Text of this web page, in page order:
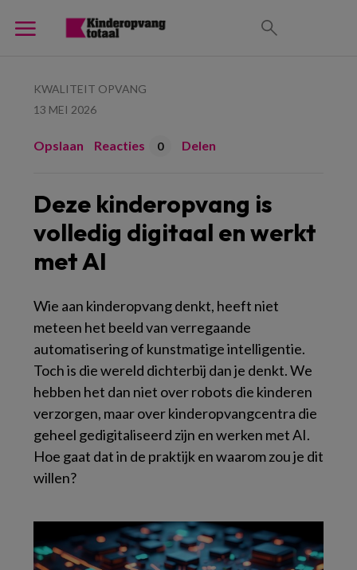
KWALITEIT OPVANG
13 MEI 2026
Opslaan Reacties 0 Delen
Deze kinderopvang is
volledig digitaal en werkt
met AI
Wie aan kinderopvang denkt, heeft niet
meteen het beeld van verregaande
automatisering of kunstmatige intelligentie.
Toch is die wereld dichterbij dan je denkt. We
hebben het dan niet over robots die kinderen
verzorgen, maar over kinderopvangcentra die
geheel gedigitaliseerd zijn en werken met AI.
Hoe gaat dat in de praktijk en waarom zou je dit
willen?